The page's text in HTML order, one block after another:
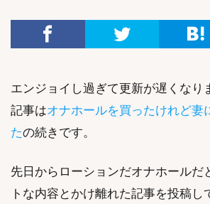
エンジョイし過ぎて更新が遅くなり
記事はオナホールを買ったけれど妻
たの続きです。
先日からローションだオナホールだ
トな内容とかけ離れた記事を投稿し